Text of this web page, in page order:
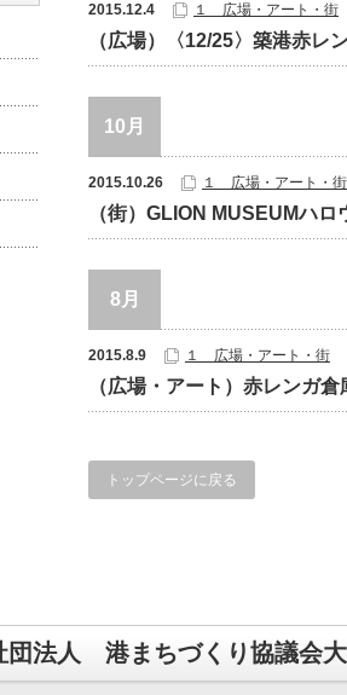
2015.12.4 １ 広場・アート・街
（広場）〈12/25〉築港赤
10月
2015.10.26 １ 広場・アート・街
（街）GLION MUSEUMハ
8月
2015.8.9 １ 広場・アート・街
（広場・アート）赤レンガ
トップページに戻る
団法人 港まちづくり協議会